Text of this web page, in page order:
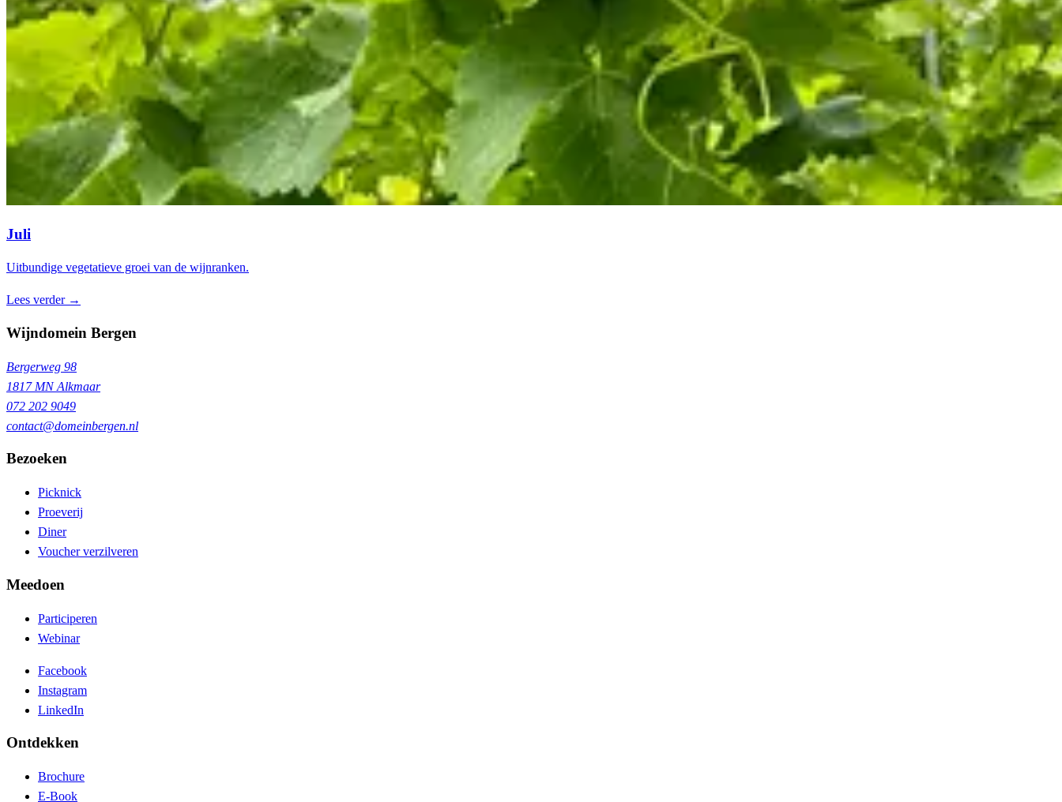
Juli
Uitbundige vegetatieve groei van de wijnranken.
Lees verder →
Wijndomein Bergen
Bergerweg 98
1817 MN Alkmaar
072 202 9049
contact@domeinbergen.nl
Bezoeken
Picknick
Proeverij
Diner
Voucher verzilveren
Meedoen
Participeren
Webinar
Facebook
Instagram
LinkedIn
Ontdekken
Brochure
E-Book